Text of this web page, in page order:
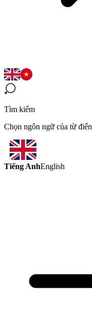
Tìm kiếm
Chọn ngôn ngữ của từ điển
Tiếng AnhEnglish